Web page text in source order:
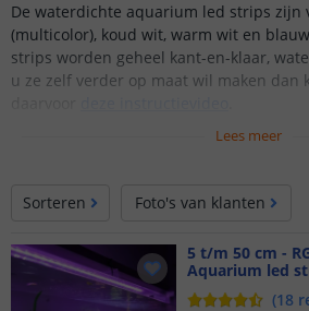
De waterdichte aquarium led strips zijn
(multicolor), koud wit, warm wit en
strips worden geheel kant-en-klaar,
u ze zelf verder op maat wil maken dan
Lees meer
Sorteren Foto's van klanten
5 t/m 50 cm -
Aquarium led
(18